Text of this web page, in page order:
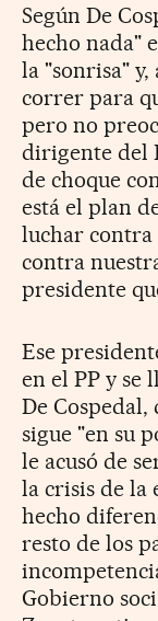
Según De
hecho nada"
la "sonrisa"
correr para
pero no
dirigente del
de choque
está el plan
luchar contra
contra
presidente
Ese
en el PP y se
De
sigue "en su
le acusó de
la crisis de la
hecho
resto de los
Gobierno